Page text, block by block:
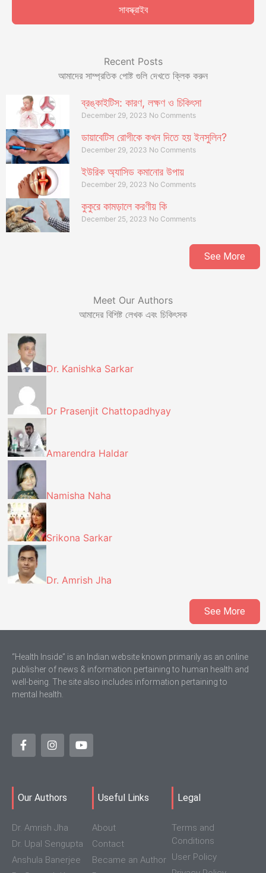
সাবস্ক্রাইব
Recent Posts
আমাদের সাম্প্রতিক পোষ্ট গুলি দেখতে ক্লিক করুন
ব্রঙ্কাইটিস: কারণ, লক্ষণ ও চিকিৎসা
December 29, 2023 No Comments
ডায়াবেটিস রোগীকে কখন দিতে হয় ইনসুলিন?
December 29, 2023 No Comments
ইউরিক অ্যাসিড কমানোর উপায়
December 29, 2023 No Comments
কুকুরে কামড়ালে করণীয় কি
December 25, 2023 No Comments
See More
Meet Our Authors
আমাদের বিশিষ্ট লেখক এবং চিকিৎসক
Dr. Kanishka Sarkar
Dr Prasenjit Chattopadhyay
Amarendra Haldar
Namisha Naha
Srikona Sarkar
Dr. Amrish Jha
See More
“Health Inside” is an Indian website known primarily as an online
publisher of news & information pertaining to human health and
well-being. The site also includes information pertaining to
mental health.
Our Authors
Dr. Amrish Jha
Dr. Upal Sengupta
Anshula Banerjee
Useful Links
About
Contact
Became an Author
Legal
Terms and
Conditions
User Policy